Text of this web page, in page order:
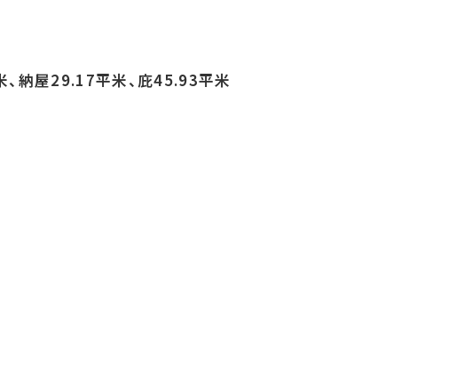
、納屋29.17平米、庇45.93平米